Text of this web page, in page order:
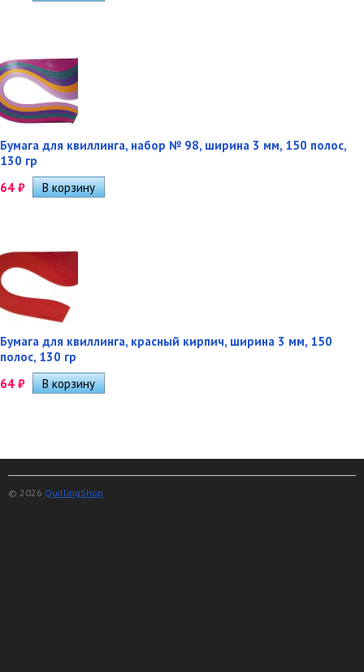
Бумага для квиллинга, набор № 98, ширина 3 мм, 150 полос,
130 гр
64 ₽
Бумага для квиллинга, красный кирпич, ширина 3 мм, 150
полос, 130 гр
64 ₽
© 2026 QuillingShop